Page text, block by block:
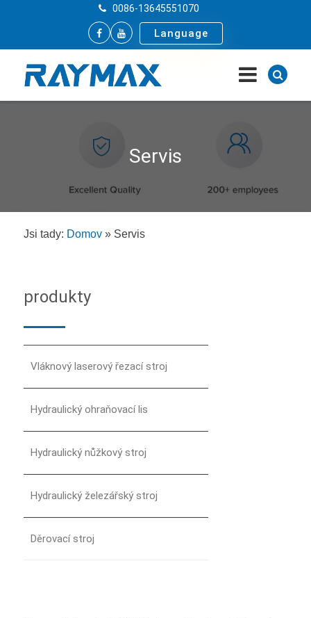
0086-13645551070
Language
Servis
Jsi tady: Domov » Servis
produkty
Vláknový laserový řezací stroj
Hydraulický ohraňovací lis
Hydraulický nůžkový stroj
Hydraulický železářský stroj
Děrovací stroj